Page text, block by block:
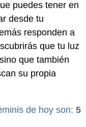
puedes tener en
desde tu
responden a
que tu luz
que también
su propia
de hoy son: 5